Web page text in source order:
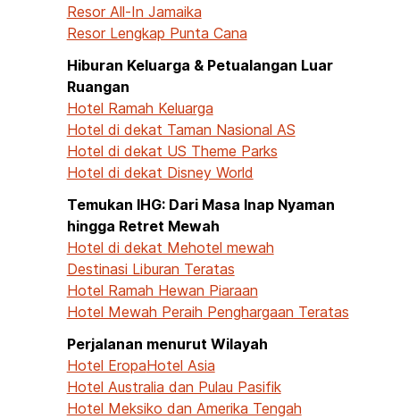
Resor All-In Jamaika
Resor Lengkap Punta Cana
Hiburan Keluarga & Petualangan Luar
Ruangan
Hotel Ramah Keluarga
Hotel di dekat Taman Nasional AS
Hotel di dekat US Theme Parks
Hotel di dekat Disney World
Temukan IHG: Dari Masa Inap Nyaman
hingga Retret Mewah
Hotel di dekat Mehotel mewah
Destinasi Liburan Teratas
Hotel Ramah Hewan Piaraan
Hotel Mewah Peraih Penghargaan Teratas
Perjalanan menurut Wilayah
Hotel EropaHotel Asia
Hotel Australia dan Pulau Pasifik
Hotel Meksiko dan Amerika Tengah